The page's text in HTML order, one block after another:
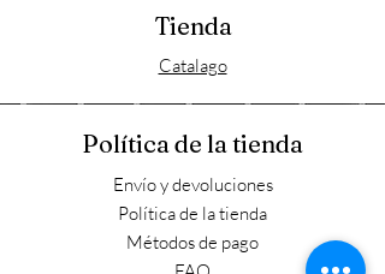
Tienda
Catalago
Política de la tienda
Envío y devoluciones
Política de la tienda
Métodos de pago